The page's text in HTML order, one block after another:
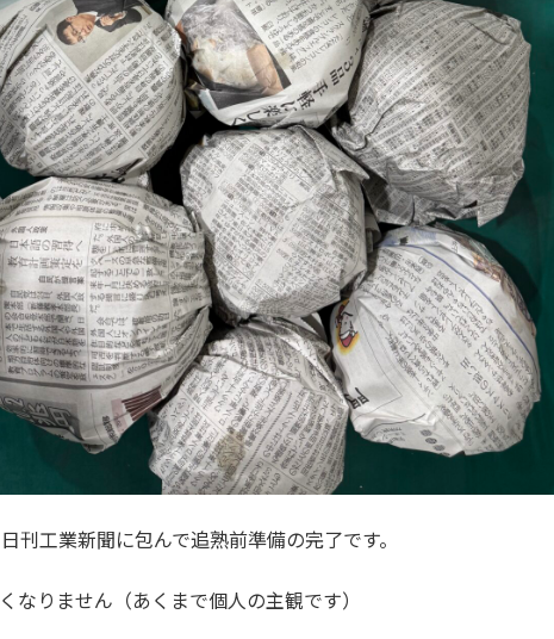
工業新聞に包んで追熟前準備の完了です。
なりません（あくまで個人の主観です）